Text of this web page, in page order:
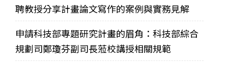
聘教授分享計畫論文寫作的案例與實務見解
申請科技部專題研究計畫的眉角：科技部綜合
規劃司鄭瓊芬副司長蒞校講授相關規範